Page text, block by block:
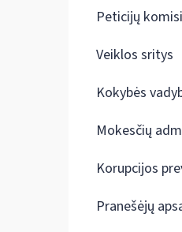
Peticijų
Veiklos sritys
Kokybės
Mokesčių
Korupcijos
Pranešėjų